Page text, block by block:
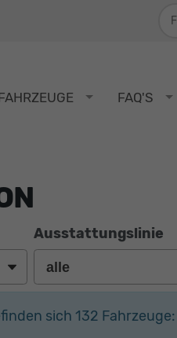
FAQ'S
Ausstattungslinie
sich132 Fahrzeuge: